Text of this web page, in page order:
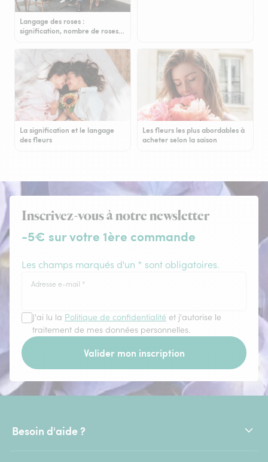
Langage des roses :
signification, nombre de roses…
La signification et le langage
des fleurs
Les fleurs les plus abordables à
acheter selon la saison
Inscrivez-vous à notre newsletter
-5€ sur votre 1ère commande
Les champs marqués d'un * sont obligatoires.
Adresse e-mail *
J'ai lu la Politique de confidentialité et j'autorise le
traitement de mes données personnelles.
Valider mon inscription
Besoin d'aide ?